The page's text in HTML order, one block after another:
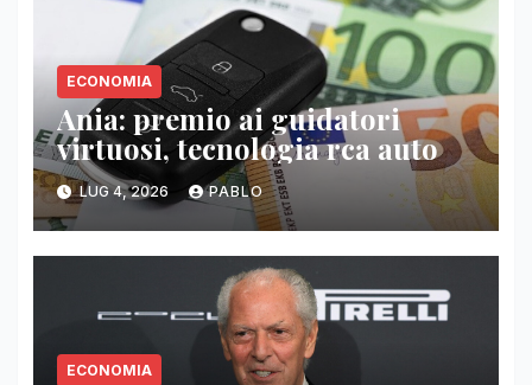
ECONOMIA
Ania: premio ai guidatori
virtuosi, tecnologia rca auto
LUG 4, 2026 PABLO
ECONOMIA